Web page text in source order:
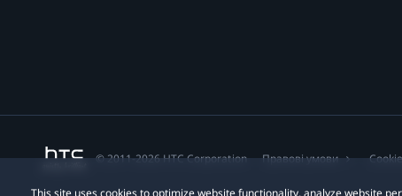
This site uses cookies to optimize website functionality, analyze website
© 2011-2026 HTC Corporation Правові умови